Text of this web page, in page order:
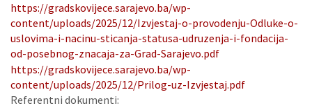
https://gradskovijece.sarajevo.ba/wp-
content/uploads/2025/12/Izvjestaj-o-provodenju-Odluke-o-
uslovima-i-nacinu-sticanja-statusa-udruzenja-i-fondacija-
od-posebnog-znacaja-za-Grad-Sarajevo.pdf
https://gradskovijece.sarajevo.ba/wp-
content/uploads/2025/12/Prilog-uz-Izvjestaj.pdf
Referentni dokumenti: